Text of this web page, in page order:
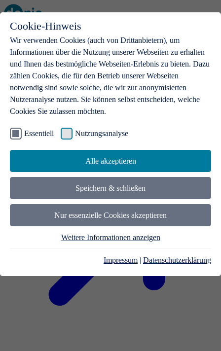
Cookie-Hinweis
Wir verwenden Cookies (auch von Drittanbietern), um
Informationen über die Nutzung unserer Webseiten zu erhalten
und Ihnen das bestmögliche Webseiten-Erlebnis zu bieten. Dazu
zählen Cookies, die für den Betrieb unserer Webseiten
notwendig sind sowie solche, die wir zur anonymisierten
Nutzeranalyse nutzen. Sie können selbst entscheiden, welche
Cookies Sie zulassen möchten.
Essentiell Nutzungsanalyse
Alle akzeptieren
Speichern & schließen
Nur essenzielle Cookies akzeptieren
Weitere Informationen anzeigen
Impressum | Datenschutzerklärung
Open main menu
.de-Domains
Mit einer .de-Domain erhalten Ideen eine Bühne